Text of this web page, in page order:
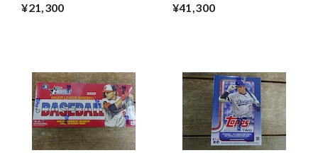
BOX
¥21,300
開封 BOX
¥41,300